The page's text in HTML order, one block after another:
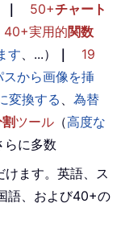
｜ 50+チャート
40+実用的関数
す、...） ｜
19
スから画像を挿
変換する、 為替
ツール （高度な
らに多数
ます。英語、ス
語、および40+の